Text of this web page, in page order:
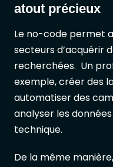
atout précieux
Le no-code permet
secteurs d’acquérir
recherchées. Un
exemple, créer des
automatiser des
analyser les
technique.
De la même